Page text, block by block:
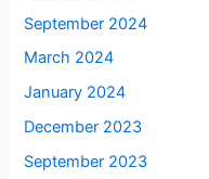
September 2024
March 2024
January 2024
December 2023
September 2023